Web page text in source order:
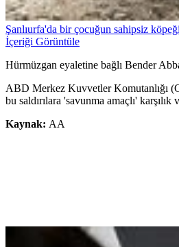
Şanlıurfa'da bir çocuğun sahipsiz
İçeriği Görüntüle
Hürmüzgan eyaletine bağlı Bender
ABD Merkez Kuvvetler Komutanlığı
bu saldırılara 'savunma amaçlı'
Kaynak: AA